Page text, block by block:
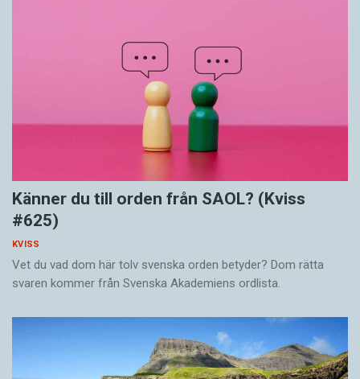
Känner du till orden från SAOL? (Kviss
#625)
KVISS
Vet du vad dom här tolv svenska orden betyder? Dom rätta
svaren kommer från Svenska Akademiens ordlista.